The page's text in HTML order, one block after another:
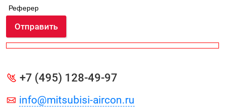
Реферер
Отправить
+7 (495) 128-49-97
info@mitsubisi-aircon.ru